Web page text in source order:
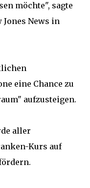
möchte", sagte
Jones News in
eine Chance zu
aufzusteigen.
aller
Kurs auf